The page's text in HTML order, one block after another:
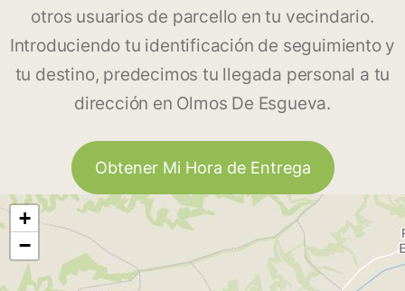
otros usuarios de parcello en tu vecindario.
Introduciendo tu identificación de seguimiento y
tu destino, predecimos tu llegada personal a tu
dirección en Olmos De Esgueva.
Obtener Mi Hora de Entrega
+
−